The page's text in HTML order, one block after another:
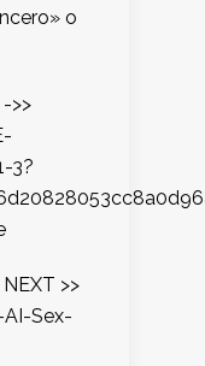
o
>>
3?
>>
Sex-